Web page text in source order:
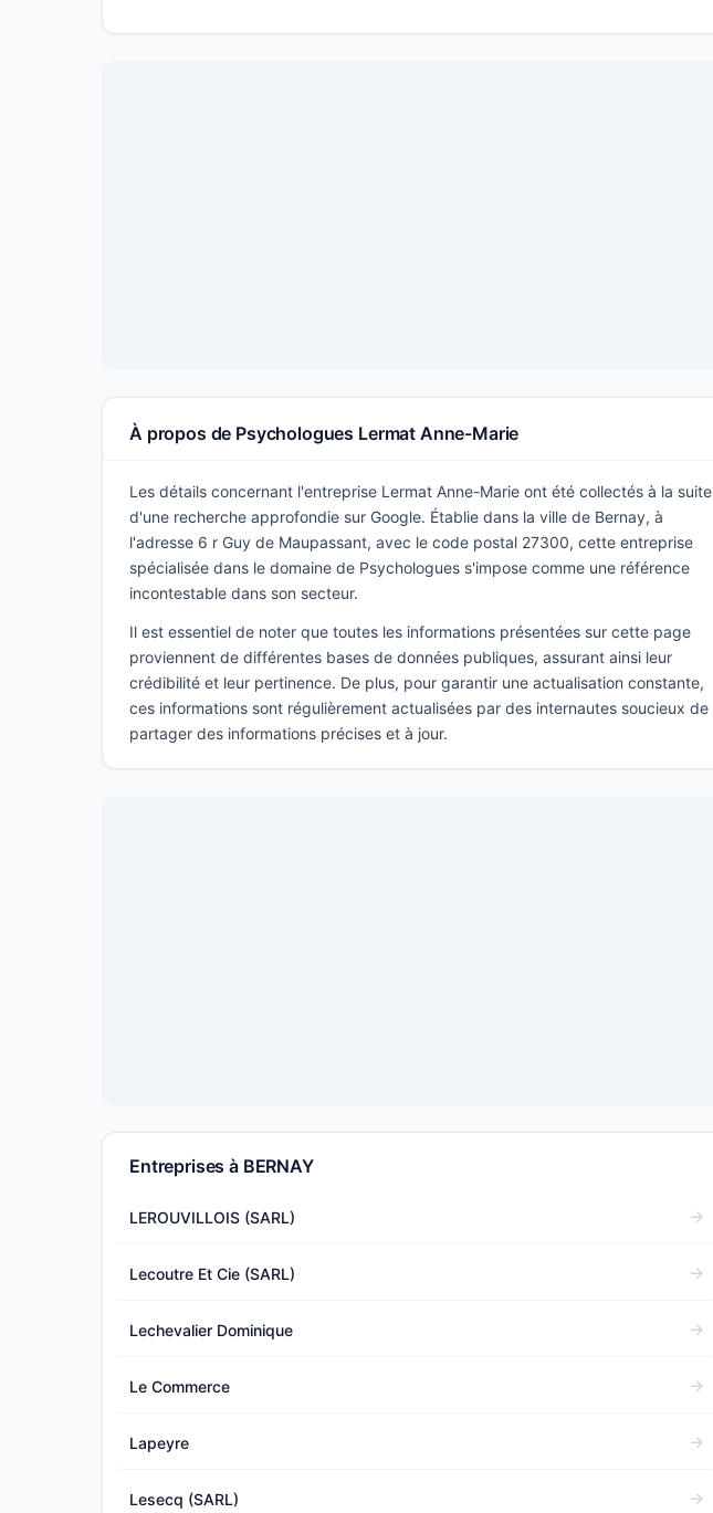
À propos de Psychologues Lermat Anne-Marie
Les détails concernant l'entreprise Lermat Anne-Marie ont été collectés à la suite
d'une recherche approfondie sur Google. Établie dans la ville de Bernay, à
l'adresse 6 r Guy de Maupassant, avec le code postal 27300, cette entreprise
spécialisée dans le domaine de Psychologues s'impose comme une référence
incontestable dans son secteur.
Il est essentiel de noter que toutes les informations présentées sur cette page
proviennent de différentes bases de données publiques, assurant ainsi leur
crédibilité et leur pertinence. De plus, pour garantir une actualisation constante,
ces informations sont régulièrement actualisées par des internautes soucieux de
partager des informations précises et à jour.
Entreprises à BERNAY
LEROUVILLOIS (SARL)
Lecoutre Et Cie (SARL)
Lechevalier Dominique
Le Commerce
Lapeyre
Lesecq (SARL)